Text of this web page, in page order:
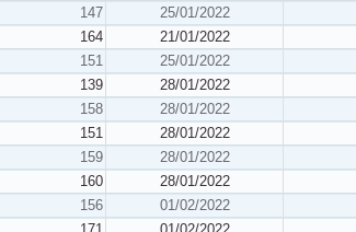
147 25/01/2022
164 21/01/2022
151 25/01/2022
139 28/01/2022
158 28/01/2022
151 28/01/2022
159 28/01/2022
160 28/01/2022
156 01/02/2022